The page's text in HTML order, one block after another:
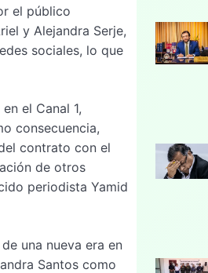
el público
y Alejandra Serje,
sociales, lo que
el Canal 1,
consecuencia,
contrato con el
de otros
periodista Yamid
una nueva era en
Santos como